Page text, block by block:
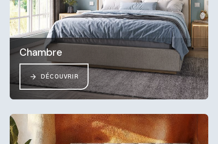
Chambre
DÉCOUVRIR